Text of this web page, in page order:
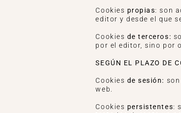
Cookies propias: son
editor y desde el que
Cookies de terceros:
por el editor, sino por
SEGÚN EL PLAZO DE
Cookies de sesión:
web.
Cookies persistentes: